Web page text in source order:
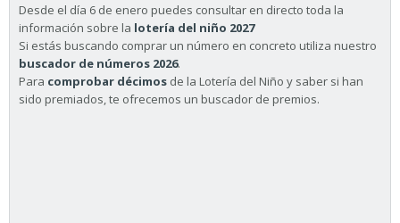
Desde el día 6 de enero puedes consultar en directo toda la
información sobre la lotería del niño 2027
Si estás buscando comprar un número en concreto utiliza nuestro
buscador de números 2026.
Para comprobar décimos de la Lotería del Niño y saber si han
sido premiados, te ofrecemos un buscador de premios.